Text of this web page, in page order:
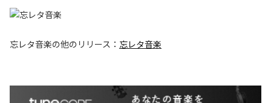
忘レタ音楽の他のリリース： 忘レタ音楽